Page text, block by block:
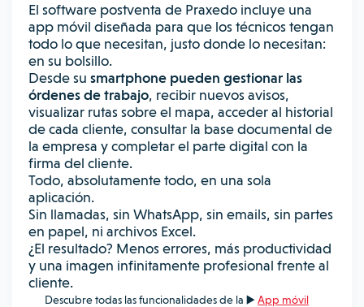
El software postventa de Praxedo incluye una
app móvil diseñada para que los técnicos tengan
todo lo que necesitan, justo donde lo necesitan:
en su bolsillo.
Desde su smartphone pueden gestionar las
órdenes de trabajo, recibir nuevos avisos,
visualizar rutas sobre el mapa, acceder al historial
de cada cliente, consultar la base documental de
la empresa y completar el parte digital con la
firma del cliente.
Todo, absolutamente todo, en una sola
aplicación.
Sin llamadas, sin WhatsApp, sin emails, sin partes
en papel, ni archivos Excel.
¿El resultado? Menos errores, más productividad
y una imagen infinitamente profesional frente al
cliente.
Descubre todas las funcionalidades de la ▶️App móvil